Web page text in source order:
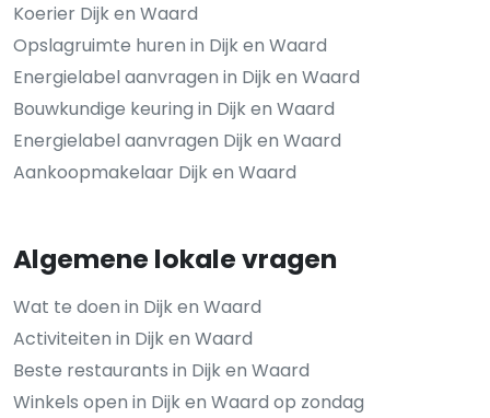
Koerier Dijk en Waard
Opslagruimte huren in Dijk en Waard
Energielabel aanvragen in Dijk en Waard
Bouwkundige keuring in Dijk en Waard
Energielabel aanvragen Dijk en Waard
Aankoopmakelaar Dijk en Waard
Algemene lokale vragen
Wat te doen in Dijk en Waard
Activiteiten in Dijk en Waard
Beste restaurants in Dijk en Waard
Winkels open in Dijk en Waard op zondag